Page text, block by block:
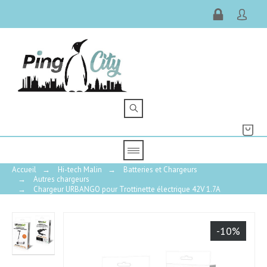
Accueil → Hi-tech Malin →
Batteries et Chargeurs
→
Autres chargeurs
→
Chargeur URBANGO pour Trottinette électrique 42V 1.7A
-10%